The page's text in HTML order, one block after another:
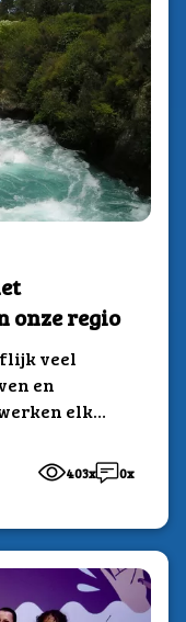
onze regio
veel
en
elke
403x 0x